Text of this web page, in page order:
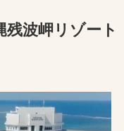
波岬リゾート